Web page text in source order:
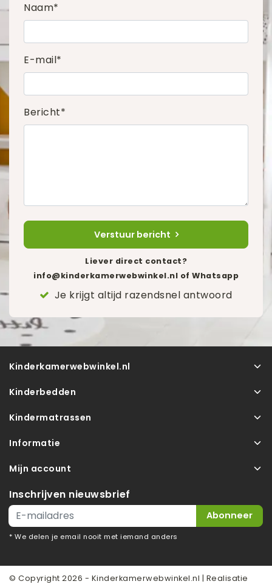
Naam*
E-mail*
Bericht*
Verstuur bericht
Liever direct contact?
info@kinderkamerwebwinkel.nl of Whatsapp
Je krijgt altijd razendsnel antwoord
Kinderkamerwebwinkel.nl
Kinderbedden
Kindermatrassen
Informatie
Mijn account
Inschrijven nieuwsbrief
Abonneer
* We delen je email nooit met iemand anders
© Copyright 2026 - Kinderkamerwebwinkel.nl | Realisatie